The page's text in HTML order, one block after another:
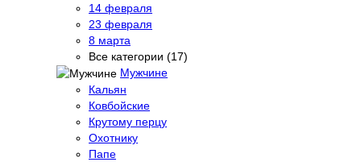
14 февраля
23 февраля
8 марта
Все категории (17)
Мужчине
Кальян
Ковбойские
Крутому перцу
Охотнику
Папе